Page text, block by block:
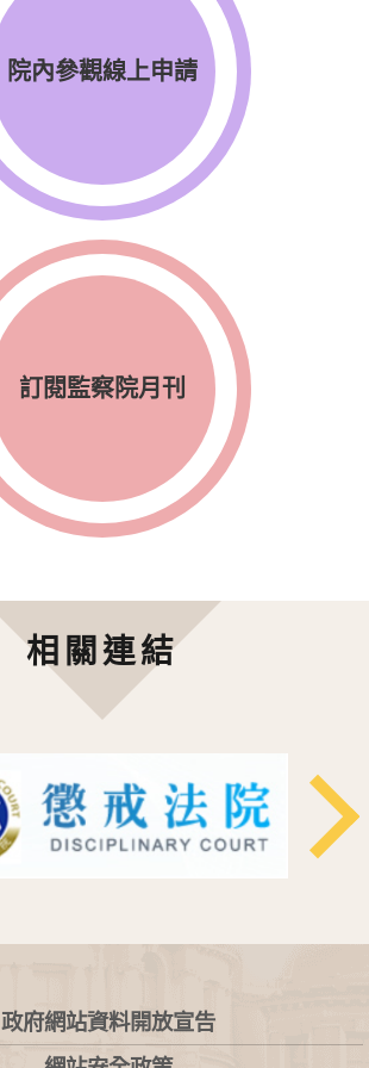
院內參觀線上申請
訂閱監察院月刊
相關連結
政府網站資料開放宣告